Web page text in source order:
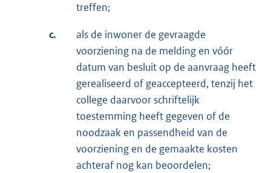
treffen;
c.
als de inwoner de gevraagde
voorziening na de melding en vóór
datum van besluit op de aanvraag heeft
gerealiseerd of geaccepteerd, tenzij het
college daarvoor schriftelijk
toestemming heeft gegeven of de
noodzaak en passendheid van de
voorziening en de gemaakte kosten
achteraf nog kan beoordelen;